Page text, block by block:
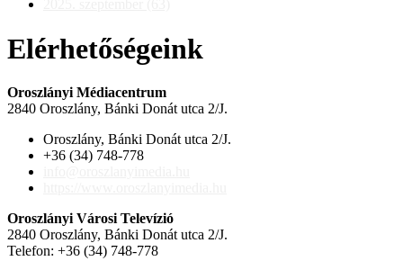
Elérhetőségeink
Oroszlányi Médiacentrum
2840 Oroszlány, Bánki Donát utca 2/J.
Oroszlány, Bánki Donát utca 2/J.
+36 (34) 748-778
Oroszlányi Városi Televízió
2840 Oroszlány, Bánki Donát utca 2/J.
Telefon: +36 (34) 748-778